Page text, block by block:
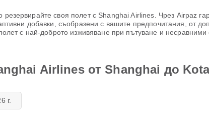
своя полет с Shanghai Airlines. Чрез Airpaz
добавки, съобразени с вашите предпочитания, от
с най-доброто изживяване при пътуване и несравними
Airlines от Shanghai до
г.